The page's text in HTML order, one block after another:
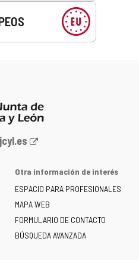
Otra información de interés
ESPACIO PARA PROFESIONALES
MAPA WEB
FORMULARIO DE CONTACTO
BÚSQUEDA AVANZADA